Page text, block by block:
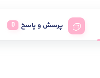
پرسش و پاسخ